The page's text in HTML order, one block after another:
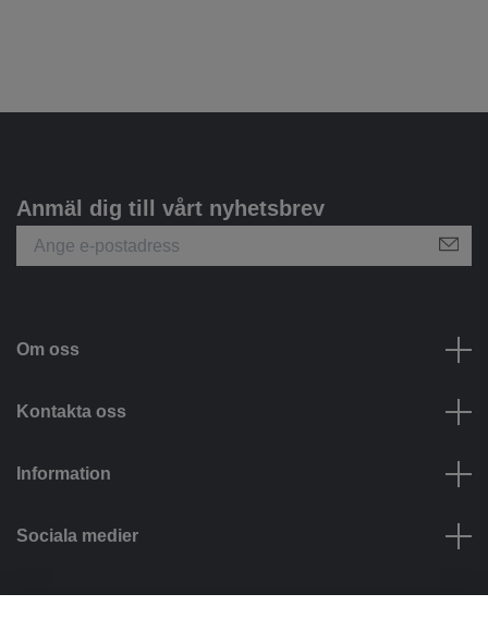
Anmäl dig till vårt nyhetsbrev
Om oss
Kontakta oss
Information
Sociala medier